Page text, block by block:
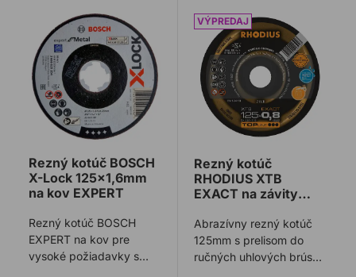
Rezný kotúč BOSCH X-Lock 125x1,6mm na kov
Rezný kotúč BOSCH
X-Lock 125x1,6mm
na kov EXPERT
Rezný kotúč BOSCH
EXPERT na kov pre
vysoké požiadavky s
Rezný kotúč RHODIUS
Rezný kotúč
RHODIUS XTB
EXACT na závity
Abrazívny rezný kotúč
125mm s prelisom do
ručných uhlových brúsok